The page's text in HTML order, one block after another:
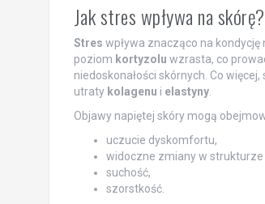
Jak stres wpływa na skórę?
Stres wpływa znacząco na
poziom kortyzolu wzrasta, co
niedoskonałości skórnych. Co więcej,
utraty kolagenu i elastyny.
Objawy napiętej skóry mogą
uczucie dyskomfortu,
widoczne zmiany w strukturze
suchość,
szorstkość.